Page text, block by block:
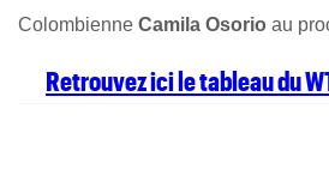
Colombienne Camila Osorio au
Retrouvez ici le tableau du